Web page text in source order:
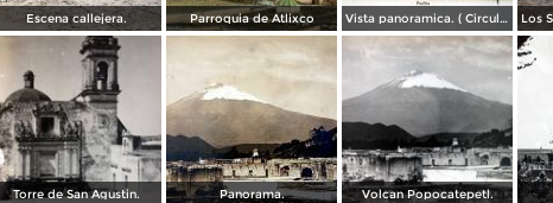
Escena callejera. Parroquia de Atlixco Vista panoramica. ( Circulada el 24 de Mayo de 1908 ).
Torre de San Agustin. Panorama. Volcan Popocatepetl.